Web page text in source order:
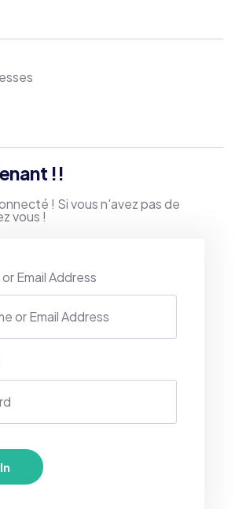
!!
! Si vous n'avez pas de
vous !
Email Address